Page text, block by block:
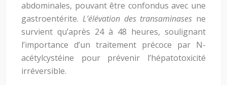
abdominales, pouvant être confondus avec une
gastroentérite. L’élévation des transaminases ne
survient qu’après 24 à 48 heures, soulignant
l’importance d’un traitement précoce par N-
acétylcystéine pour prévenir l’hépatotoxicité
irréversible.